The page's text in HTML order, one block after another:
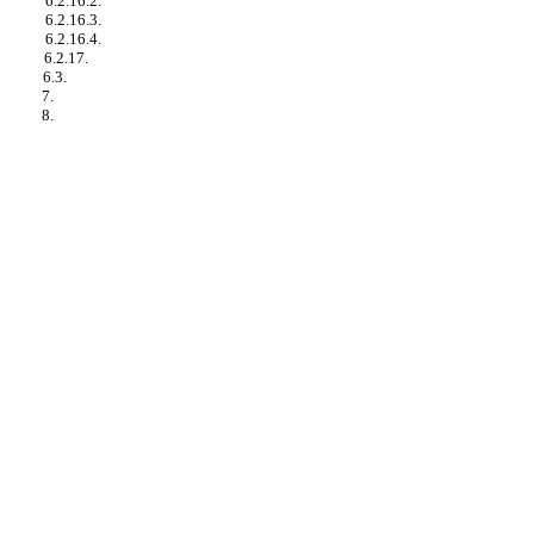
6.2.16.3.
6.2.16.4.
6.2.17.
6.3.
7.
8.